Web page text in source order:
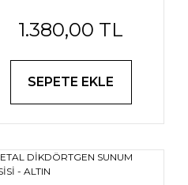
1.380,00 TL
SEPETE EKLE